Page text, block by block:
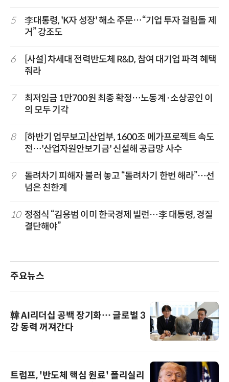
5
李대통령, 'K자 성장' 해소 주문…“기업 투자 걸림돌 제
거” 강조도
6
[사설] 차세대 전력반도체 R&D, 참여 대기업 파격 혜택
줘라
7
최저임금 1만700원 최종 확정…노동계·소상공인 이
의 모두 기각
8
[하반기 업무보고]산업부, 1600조 메가프로젝트 속도
전…'산업자원안보기금' 신설해 공급망 사수
9
돌려차기 피해자 불러 놓고 “돌려차기 한번 해라”…선
넘은 친한계
10 정점식 “김용범 이미 한국경제 빌런…李 대통령, 경질
결단해야”
주요뉴스
韓 AI리더십 공백 장기화… 글로벌 3
강 동력 꺼져간다
트럼프, '반도체 핵심 원료' 폴리실리